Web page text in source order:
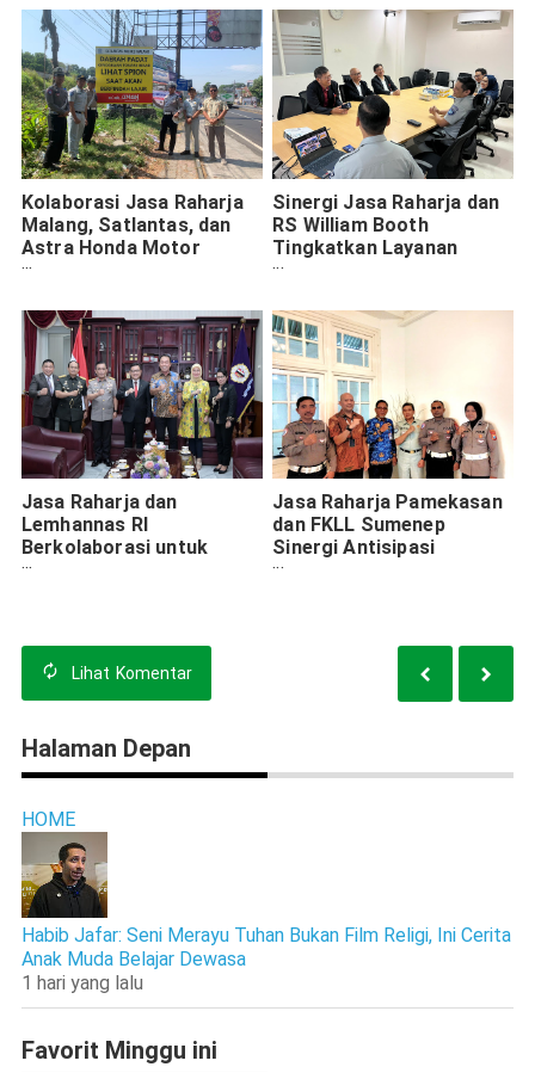
Penanganan Korban
Kecelakaan
Kolaborasi Jasa Raharja
Malang, Satlantas, dan
Astra Honda Motor
Pasang Rambu di
Malang
Sinergi Jasa Raharja dan
RS William Booth
Tingkatkan Layanan
untuk Korban Lakalantas
Jasa Raharja dan
Lemhannas RI
Berkolaborasi untuk
Memperkuat Nilai
Jasa Raharja Pamekasan
dan FKLL Sumenep
Sinergi Antisipasi
Kecelakaan Jelang Nataru
Lihat Komentar
Halaman Depan
HOME
Habib Jafar: Seni Merayu Tuhan Bukan Film Religi, Ini Cerita
Anak Muda Belajar Dewasa
1 hari yang lalu
Favorit Minggu ini